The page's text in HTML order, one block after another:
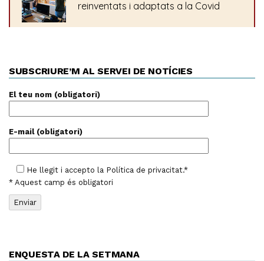
SUBSCRIURE’M AL SERVEI DE NOTÍCIES
El teu nom (obligatori)
E-mail (obligatori)
He llegit i accepto la Política de privacitat.*
* Aquest camp és obligatori
ENQUESTA DE LA SETMANA